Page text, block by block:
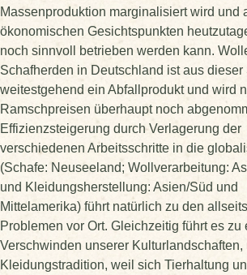
Massenproduktion marginalisiert wird und
ökonomischen Gesichtspunkten
noch sinnvoll betrieben werden kann.
Schafherden in Deutschland ist aus dieser
weitestgehend ein Abfallprodukt und wird
Ramschpreisen überhaupt noch
Effizienzsteigerung durch Verlagerung der
verschiedenen Arbeitsschritte in die
(Schafe: Neuseeland; Wollverarbeitung:
und Kleidungsherstellung: Asien/Süd und
Mittelamerika) führt natürlich zu den
Problemen vor Ort. Gleichzeitig führt es zu
Verschwinden unserer Kulturlandschaften,
Kleidungstradition, weil sich Tierhaltung